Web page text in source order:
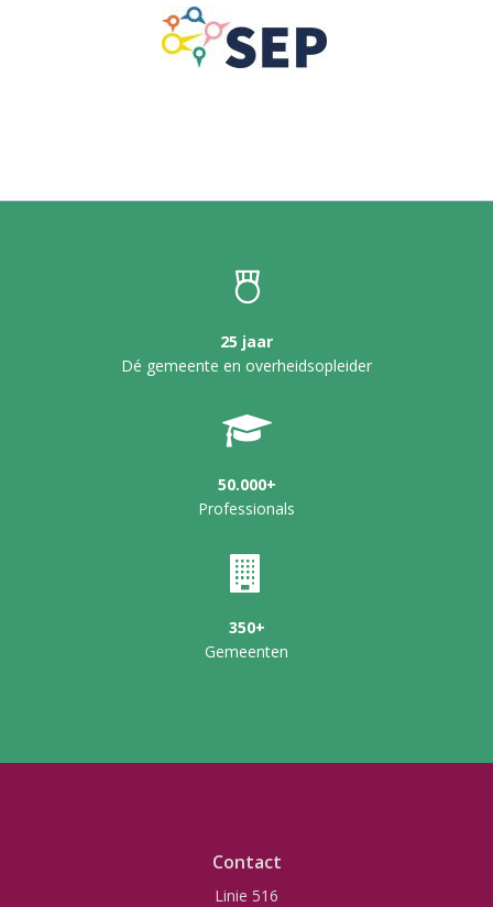
25 jaar
Dé gemeente en overheidsopleider
50.000+
Professionals
350+
Gemeenten
Contact
Linie 516